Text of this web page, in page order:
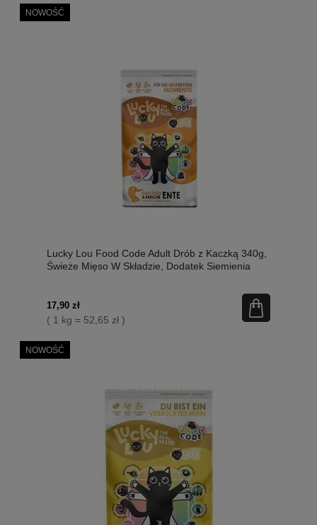
Lucky Lou Food Code Adult Drób z Kaczką 340g,
Świeże Mięso W Składzie, Dodatek Siemienia
17,90 zł
( 1 kg = 52,65 zł )
NOWOŚĆ
NOWOŚĆ